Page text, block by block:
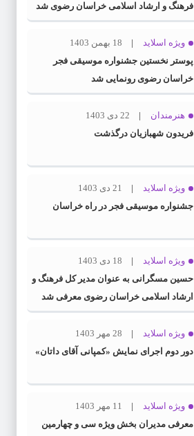
فرهنگ و ارشاد اسلامی خراسان رضوی شد
ویژه اسلاید
18 بهمن 1403
پوستر نخستین جشنواره موسیقی فجر
خراسان رضوی رونمایی شد
هنرمندان
22 دی 1403
فریدون شهبازیان درگذشت
ویژه اسلاید
21 دی 1403
جشنواره موسیقی فجر در راه خراسان
ویژه اسلاید
18 دی 1403
حسین مسگرانی به عنوان مدیر کل فرهنگ و
ارشاد اسلامی خراسان رضوی معرفی شد
ویژه اسلاید
28 مهر 1403
دور دوم اجرای نمایش «کمپانی آقای داتان»
ویژه اسلاید
11 مهر 1403
معرفی مدیران بخش ویژه سی و چهارمین